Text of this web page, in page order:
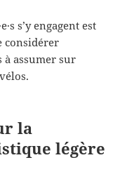
s’y engagent est
considérer
à assumer sur
la
légère